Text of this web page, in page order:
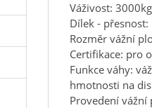
Váživost: 3000kg
Dílek - přesnost:
Rozměr vážní
Certifikace: pro
Funkce váhy:
hmotnosti na
Provedení